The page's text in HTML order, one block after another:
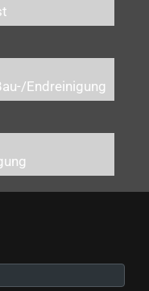
Endreinigung